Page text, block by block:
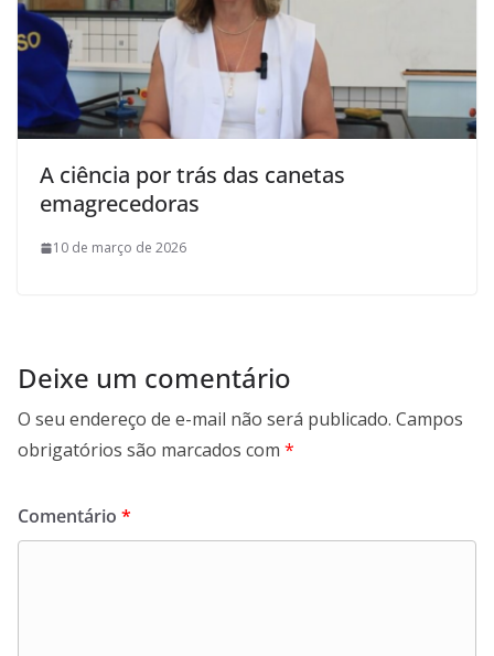
A ciência por trás das canetas
emagrecedoras
10 de março de 2026
Deixe um comentário
O seu endereço de e-mail não será publicado. Campos
obrigatórios são marcados com *
Comentário *